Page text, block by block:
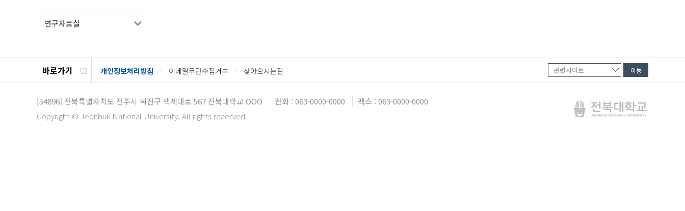
연구자료실
바로가기 개인정보처리방침 이메일무단수집거부 찾아오시는길
[54896] 전북특별자치도 전주시 덕진구 백제대로 567 전북대학교 OOO 전화 : 063-0000-0000
팩스 : 063-0000-0000
Copyright © Jeonbuk National University. All rights reaerved.